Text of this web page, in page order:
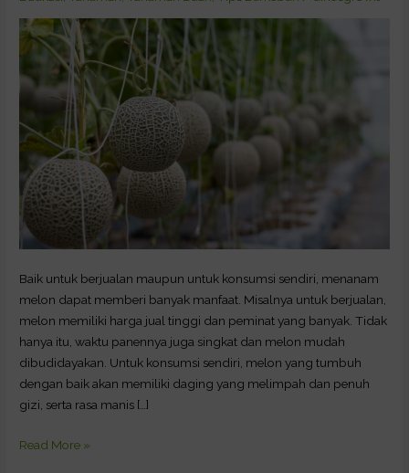
Baik untuk berjualan maupun untuk konsumsi sendiri, menanam
melon dapat memberi banyak manfaat. Misalnya untuk berjualan,
melon memiliki harga jual tinggi dan peminat yang banyak. Tidak
hanya itu, waktu panennya juga singkat dan melon mudah
dibudidayakan. Untuk konsumsi sendiri, melon yang tumbuh
dengan baik akan memiliki daging yang melimpah dan penuh
gizi, serta rasa manis […]
Pemilihan
Bibit
Hingga
Read More »